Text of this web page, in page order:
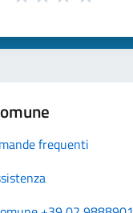
frequenti